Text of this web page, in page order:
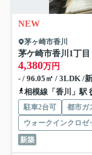
NEW
茅ヶ崎市香川
茅ケ崎市香川1丁
4,380万円
- / 96.05㎡ / 3LDK /
相模線「香川」駅
駐車2台可 都市ガ
ウォークインクロゼ
新築